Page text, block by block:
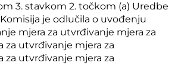
3. stavkom 2. točkom (a) Uredbe
Komisija je odlučila o uvođenju
mjera za utvrđivanje mjera za
za utvrđivanje mjera za
za utvrđivanje mjera za